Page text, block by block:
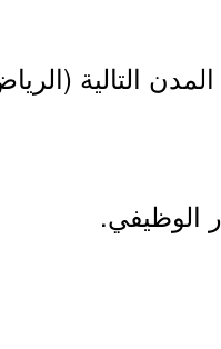
التالية
الوظيفي.